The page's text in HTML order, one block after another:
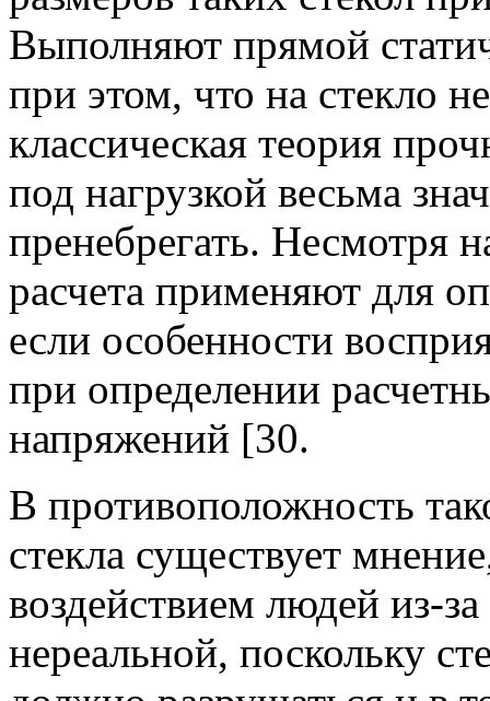
Выполняют прямой
при этом, что на стекло
классическая теория
под нагрузкой весьма
пренебрегать. Несмотря
расчета применяют для
если особенности
при определении
напряжений [30.
В противоположность
стекла существует
воздействием людей из-
нереальной, поскольку